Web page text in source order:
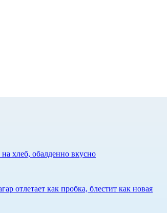
хлеб, обалденно вкусно
отлетает как пробка, блестит как новая